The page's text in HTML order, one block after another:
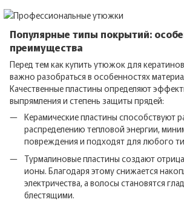
Популярные типы покрытий:
преимущества
Перед тем как купить утюжок для
важно разобраться в особенностях
Качественные пластины определяют
выпрямления и степень защиты прядей:
Керамические пластины способствуют
распределению тепловой энергии,
повреждения и подходят для любого
Турмалиновые пластины создают
ионы. Благодаря этому снижается
электричества, а волосы становятся
блестящими.